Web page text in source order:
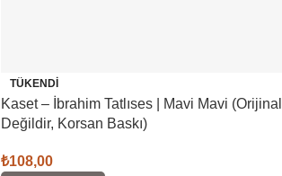
TÜKENDI
Kaset – İbrahim Tatlıses | Mavi Mavi (Orijinal
Değildir, Korsan Baskı)
₺108,00